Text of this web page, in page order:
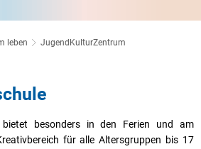
leben
JugendKulturZentrum
bietet besonders in den Ferien und am
für alle Altersgruppen bis 17